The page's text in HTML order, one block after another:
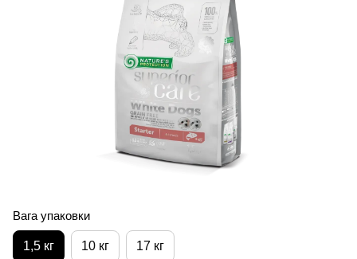
Вага упаковки
1,5 кг 10 кг 17 кг